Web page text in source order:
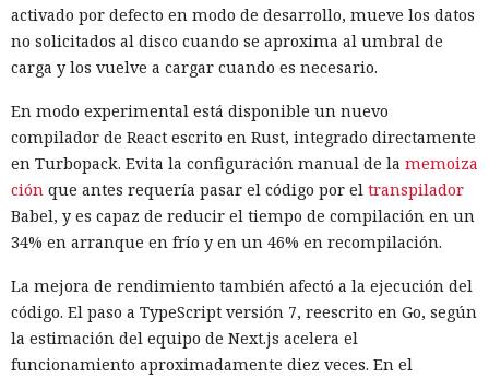
activado por defecto en modo de desarrollo, mueve los datos
no solicitados al disco cuando se aproxima al umbral de
carga y los vuelve a cargar cuando es necesario.
En modo experimental está disponible un nuevo
compilador de React escrito en Rust, integrado directamente
en Turbopack. Evita la configuración manual de la memoiza
ción que antes requería pasar el código por el transpilador
Babel, y es capaz de reducir el tiempo de compilación en un
34% en arranque en frío y en un 46% en recompilación.
La mejora de rendimiento también afectó a la ejecución del
código. El paso a TypeScript versión 7, reescrito en Go, según
la estimación del equipo de Next.js acelera el
funcionamiento aproximadamente diez veces. En el